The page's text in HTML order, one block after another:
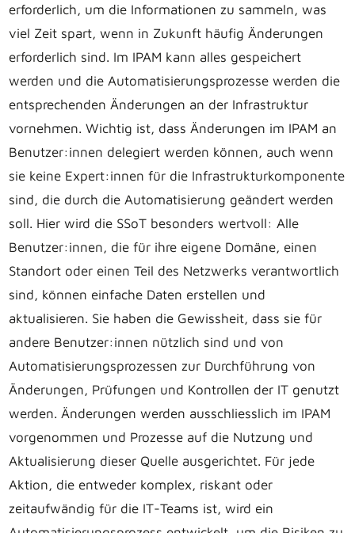
erforderlich, um die Informationen zu sammeln, was
viel Zeit spart, wenn in Zukunft häufig Änderungen
erforderlich sind. Im IPAM kann alles gespeichert
werden und die Automatisierungsprozesse werden die
entsprechenden Änderungen an der Infrastruktur
vornehmen. Wichtig ist, dass Änderungen im IPAM an
Benutzer:innen delegiert werden können, auch wenn
sie keine Expert:innen für die Infrastrukturkomponente
sind, die durch die Automatisierung geändert werden
soll. Hier wird die SSoT besonders wertvoll: Alle
Benutzer:innen, die für ihre eigene Domäne, einen
Standort oder einen Teil des Netzwerks verantwortlich
sind, können einfache Daten erstellen und
aktualisieren. Sie haben die Gewissheit, dass sie für
andere Benutzer:innen nützlich sind und von
Automatisierungsprozessen zur Durchführung von
Änderungen, Prüfungen und Kontrollen der IT genutzt
werden. Änderungen werden ausschliesslich im IPAM
vorgenommen und Prozesse auf die Nutzung und
Aktualisierung dieser Quelle ausgerichtet. Für jede
Aktion, die entweder komplex, riskant oder
zeitaufwändig für die IT-Teams ist, wird ein